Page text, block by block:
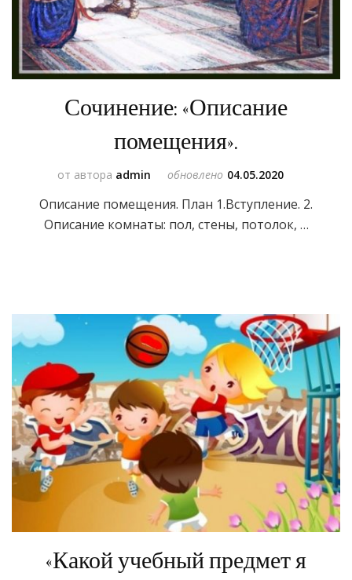
Сочинение: «Описание
помещения».
от автора admin обновлено 04.05.2020
Описание помещения. План 1.Вступление. 2.
Описание комнаты: пол, стены, потолок, …
«Какой учебный предмет я